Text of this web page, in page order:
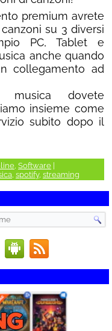
premium avrete
su 3 diversi
PC, Tablet e
anche quando
collegamento ad
dovete
insieme come
subito dopo il
Software |
spotify, streaming